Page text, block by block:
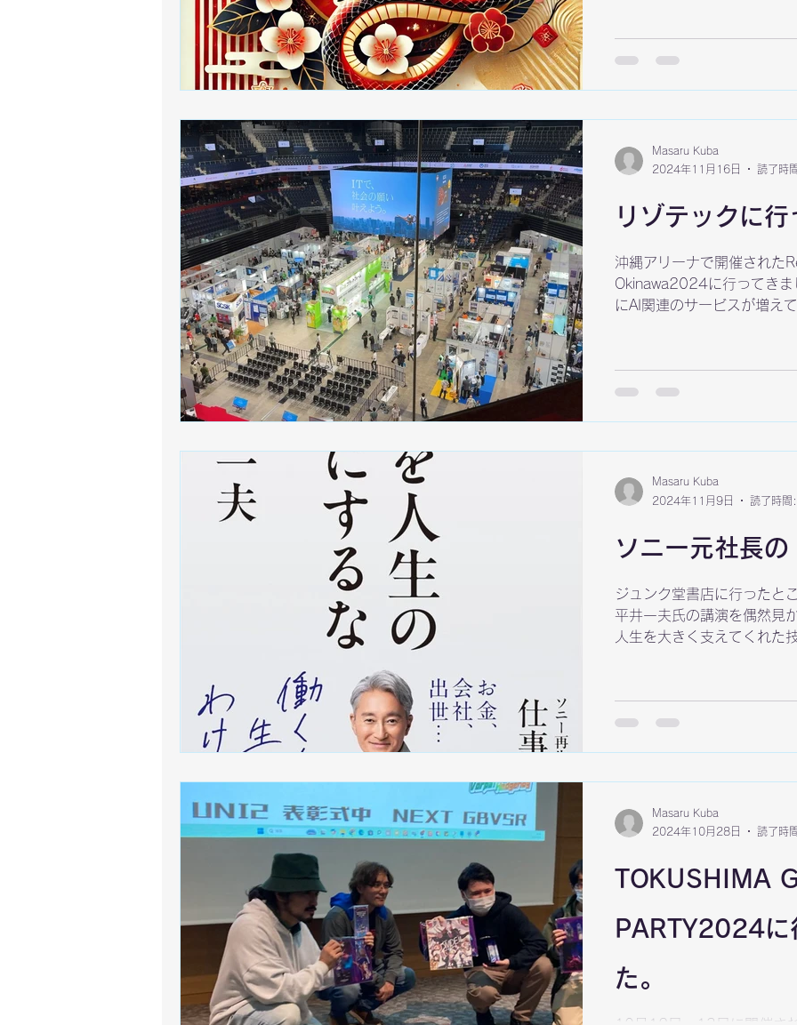
す。弊社ではすでに
ツールを活用しており、業
うのか、それとも「クオリ
のか。今年はこの選択が企
う。 実際、最近のWebCM
リゾテックに
沖縄アリーナで開催された
Okinawa2024に行ってき
にAI関連のサービスが増え
と思います。 日々AIチャッ
然気の利いたことを言い出
こにAIのすごさを感じるの
るのは来年辺りかなと。
Masaru Kuba
2024年11月16日
読了時
ソニー元社長
ジュンク堂書店に行ったと
平井一夫氏の講演を偶然見
人生を大きく支えてくれた
2がなければ『メルティブ
かったかもしれません。 こ
Masaru Kuba
2024年11月9日
読了時間
TOKUSHIMA
PARTY2024に
た。
Masaru Kuba
2024年10月28日
読了時